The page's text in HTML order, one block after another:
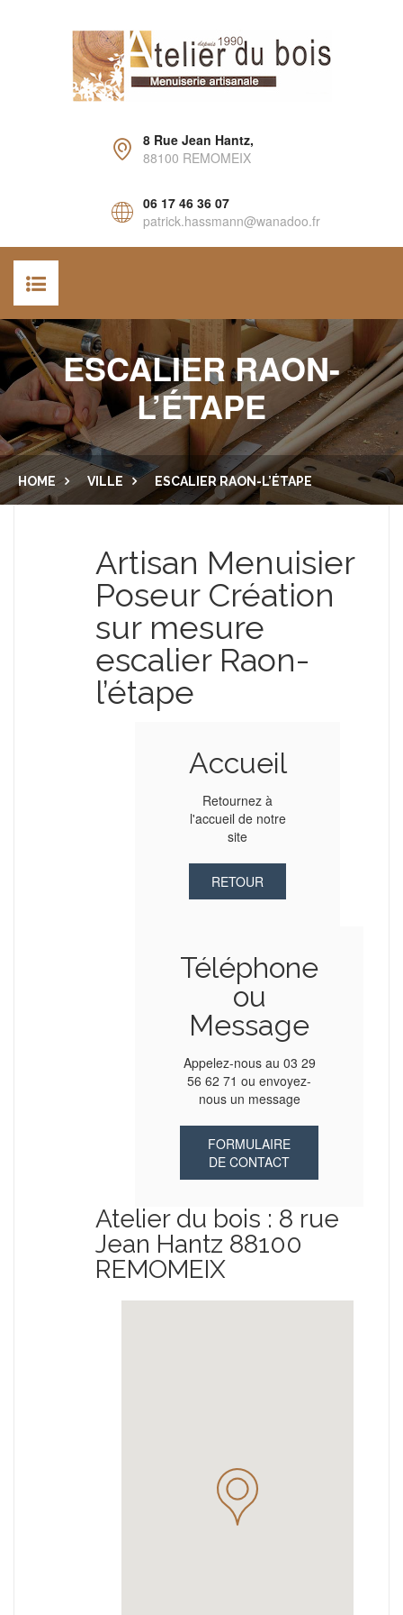
8 Rue Jean Hantz,
88100 REMOMEIX
06 17 46 36 07
patrick.hassmann@wanadoo.fr
ACCUEIL
AGENCEMENT INTÉRIEUR
CUISINE ET SALLE DE BAIN
PORTES
LAMBRIS
MENUISERIE EXTÉRIEURE
ESCALIER RAON-
L’ÉTAPE
HOME VILLE ESCALIER RAON-L’ÉTAPE
Artisan Menuisier
Poseur Création
sur mesure
escalier Raon-
l’étape
Accueil
Retournez à
l'accueil de notre
site
RETOUR
Téléphone
ou
Message
Appelez-nous au 03 29
56 62 71 ou envoyez-
nous un message
FORMULAIRE
DE CONTACT
Atelier du bois : 8 rue
Jean Hantz 88100
REMOMEIX